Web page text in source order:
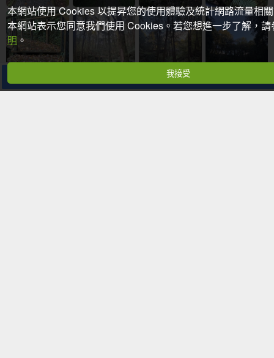
分享
本網站使用 Cookies 以提昇您的使用體驗及統計網路流量相
本網站表示您同意我們使用 Cookies。若您想進一步了解，
明 。
我接受